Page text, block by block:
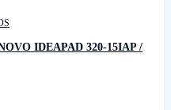
IDEAPAD 320-15IAP /